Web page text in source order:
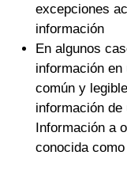
excepciones
información
En algunos
información
común y
información de
Información a
conocida